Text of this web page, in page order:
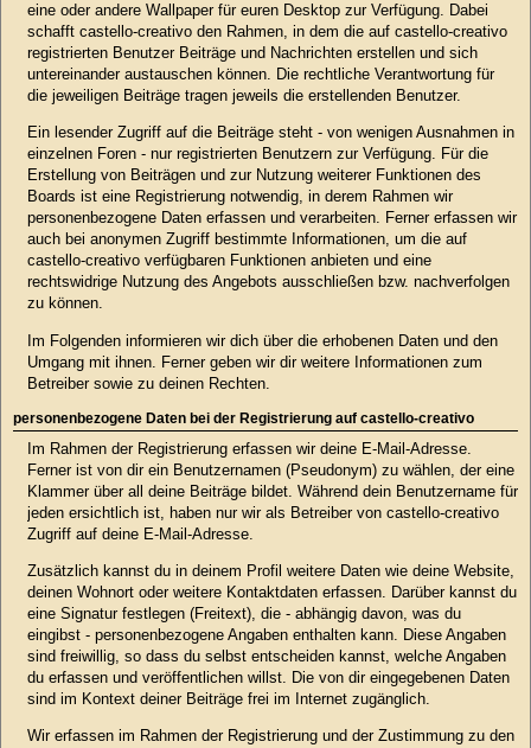
eine oder andere Wallpaper für euren Desktop zur Verfügung. Dabei
schafft castello-creativo den Rahmen, in dem die auf castello-creativo
registrierten Benutzer Beiträge und Nachrichten erstellen und sich
untereinander austauschen können. Die rechtliche Verantwortung für
die jeweiligen Beiträge tragen jeweils die erstellenden Benutzer.
Ein lesender Zugriff auf die Beiträge steht - von wenigen Ausnahmen in
einzelnen Foren - nur registrierten Benutzern zur Verfügung. Für die
Erstellung von Beiträgen und zur Nutzung weiterer Funktionen des
Boards ist eine Registrierung notwendig, in derem Rahmen wir
personenbezogene Daten erfassen und verarbeiten. Ferner erfassen wir
auch bei anonymen Zugriff bestimmte Informationen, um die auf
castello-creativo verfügbaren Funktionen anbieten und eine
rechtswidrige Nutzung des Angebots ausschließen bzw. nachverfolgen
zu können.
Im Folgenden informieren wir dich über die erhobenen Daten und den
Umgang mit ihnen. Ferner geben wir dir weitere Informationen zum
Betreiber sowie zu deinen Rechten.
personenbezogene Daten bei der Registrierung auf castello-creativo
Im Rahmen der Registrierung erfassen wir deine E-Mail-Adresse.
Ferner ist von dir ein Benutzernamen (Pseudonym) zu wählen, der eine
Klammer über all deine Beiträge bildet. Während dein Benutzername für
jeden ersichtlich ist, haben nur wir als Betreiber von castello-creativo
Zugriff auf deine E-Mail-Adresse.
Zusätzlich kannst du in deinem Profil weitere Daten wie deine Website,
deinen Wohnort oder weitere Kontaktdaten erfassen. Darüber kannst du
eine Signatur festlegen (Freitext), die - abhängig davon, was du
eingibst - personenbezogene Angaben enthalten kann. Diese Angaben
sind freiwillig, so dass du selbst entscheiden kannst, welche Angaben
du erfassen und veröffentlichen willst. Die von dir eingegebenen Daten
sind im Kontext deiner Beiträge frei im Internet zugänglich.
Wir erfassen im Rahmen der Registrierung und der Zustimmung zu den